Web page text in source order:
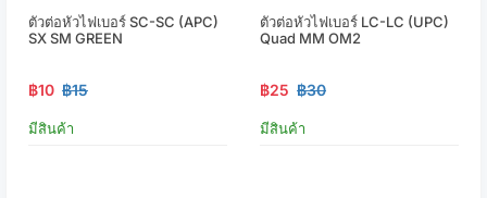
ตัวต่อหัวไฟเบอร์ SC-SC (APC)
SX SM GREEN
฿10 ฿15
มีสินค้า
ตัวต่อหัวไฟเบอร์ LC-LC (UPC)
Quad MM OM2
฿25 ฿30
มีสินค้า